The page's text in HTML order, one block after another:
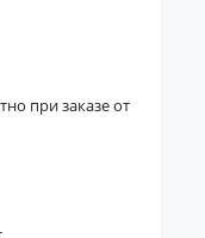
при заказе от